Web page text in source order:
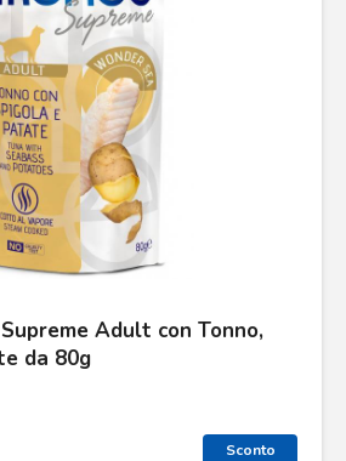
Adult con Tonno,
da 80g
Sconto